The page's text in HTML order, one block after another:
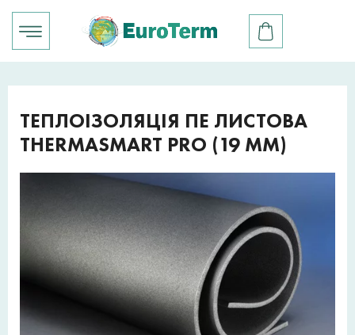
ТЕПЛОІЗОЛЯЦІЯ ПЕ ЛИСТОВА
THERMASMART PRO (19 ММ)